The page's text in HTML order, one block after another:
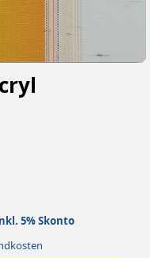
5% Skonto